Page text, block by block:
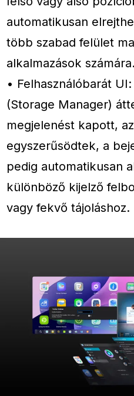
automatikusan
több szabad felület
alkalmazások számára.
• Felhasználóbarát
(Storage Manager)
megjelenést kapott,
egyszerűsödtek, a
pedig automatikusan
különböző kijelző
vagy fekvő tájoláshoz.